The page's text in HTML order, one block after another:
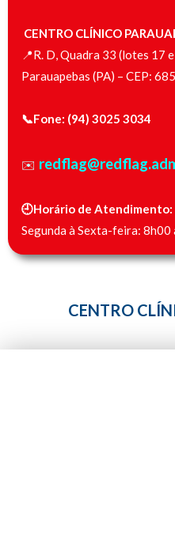
CENTRO CLÍNICO
📍R. D, Quadra 33 (lotes 17
Parauapebas (PA) – CEP:
📞Fone: (94) 3025 3034
✉️
🕘Horário de Atendimento:
Segunda à Sexta-feira: 8h00
CENTRO